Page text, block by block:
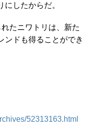
したからだ。
たニワトリは、新た
ンドも得ることができ
52313163.html